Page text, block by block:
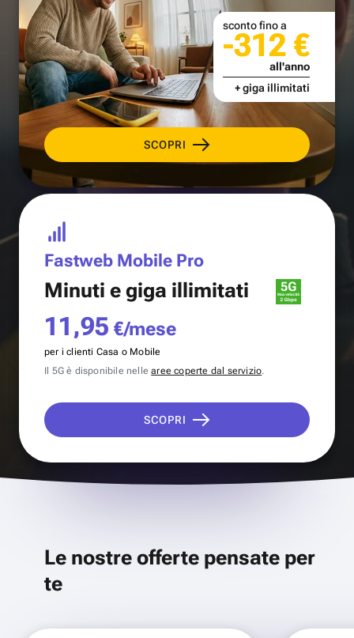
SCOPRI
sconto fino a
-312 €
all'anno
+ giga illimitati
Fastweb Mobile Pro
Minuti e giga illimitati
11,95 €/mese
per i clienti Casa o Mobile
Il 5G è disponibile nellearee coperte dal servizio.
SCOPRI
Le nostre offerte pensate per
te